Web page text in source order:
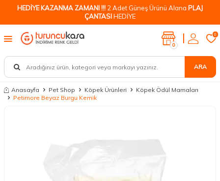
HEDİYE KAZANMA ZAMANI !!! 2 Adet Güneş Ürünü Alana PLAJ
ÇANTASIHEDİYE
ARA
0
0
Anasayfa Pet Shop Köpek Ürünleri
Köpek Ödül Mamaları
Petimore Beyaz Burgu Kemik